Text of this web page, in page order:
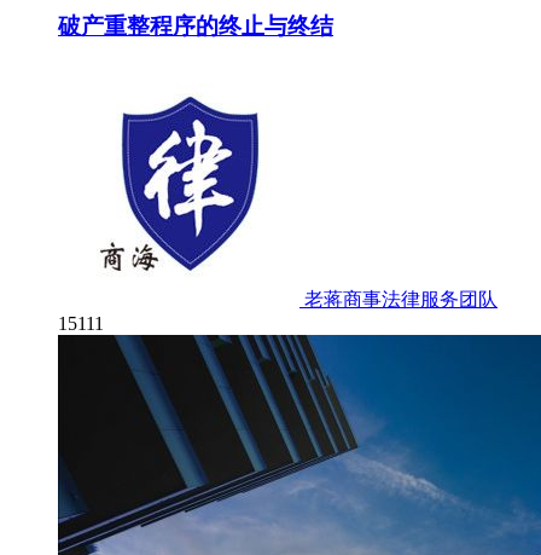
破产重整程序的终止与终结
老蒋商事法律服务团队
15111